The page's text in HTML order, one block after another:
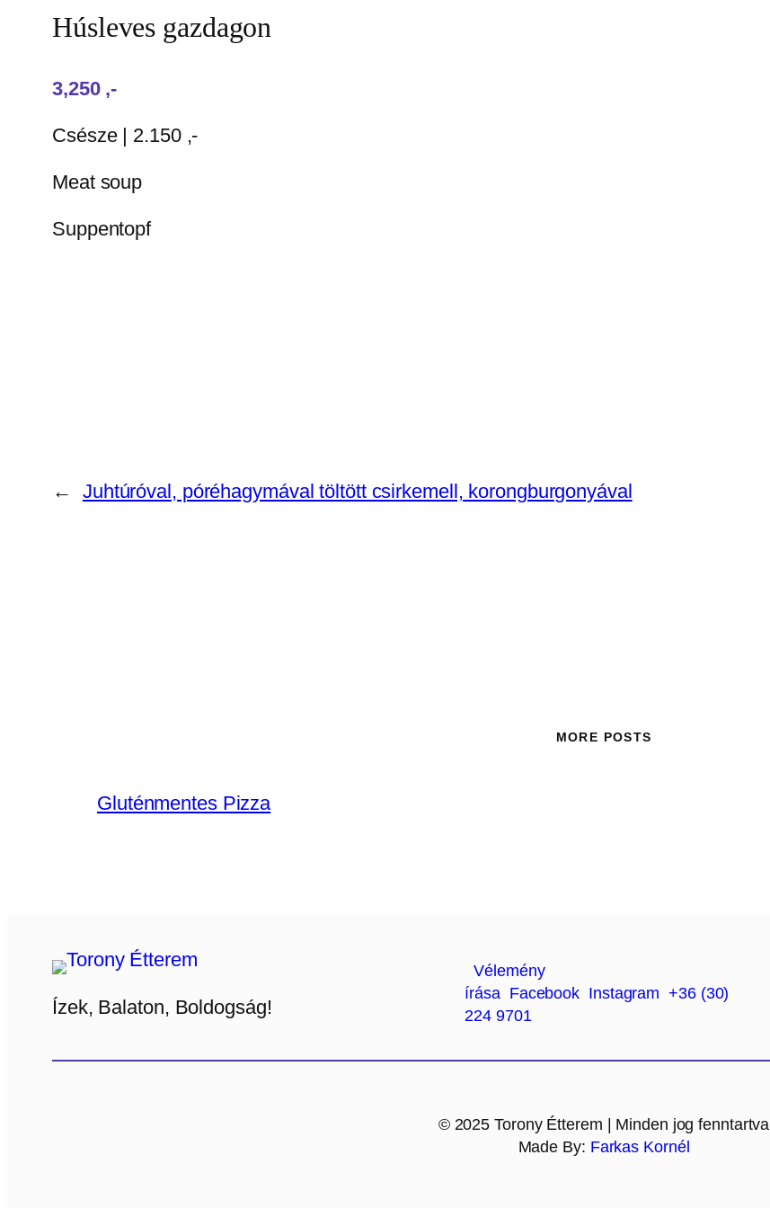
Húsleves gazdagon
3,250‎ ,-
Csésze | 2.150 ,-
Meat soup
Suppentopf
← Juhtúróval, póréhagymával töltött csirkemell, korongburgonyával
MORE POSTS
Gluténmentes Pizza
Ízek, Balaton, Boldogság!
Vélemény
írása Facebook Instagram +36 (30)
224 9701
© 2025 Torony Étterem | Minden jog fenntartva
Made By: Farkas Kornél